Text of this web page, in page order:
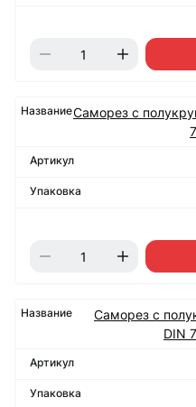
Саморез с
Саморез с
DIN